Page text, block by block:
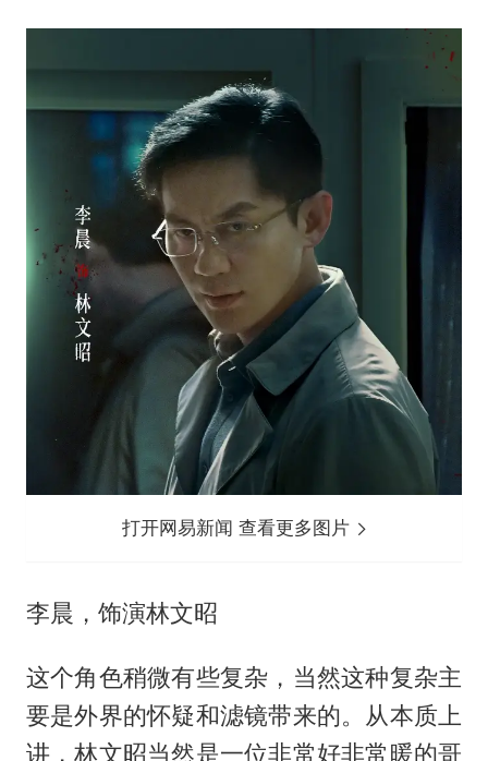
打开网易新闻 查看更多图片
李晨，饰演林文昭
这个角色稍微有些复杂，当然这种复杂主
要是外界的怀疑和滤镜带来的。从本质上
讲，林文昭当然是一位非常好非常暖的哥